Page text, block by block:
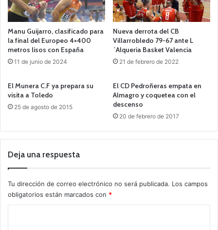
Manu Guijarro, clasificado para
la final del Europeo 4×400
metros lisos con España
11 de junio de 2024
Nueva derrota del CB
Villarrobledo 79-67 ante L
´Alqueria Basket Valencia
21 de febrero de 2022
El Munera C.F ya prepara su
visita a Toledo
25 de agosto de 2015
El CD Pedroñeras empata en
Almagro y coquetea con el
descenso
20 de febrero de 2017
Deja una respuesta
Tu dirección de correo electrónico no será publicada. Los campos
obligatorios están marcados con *